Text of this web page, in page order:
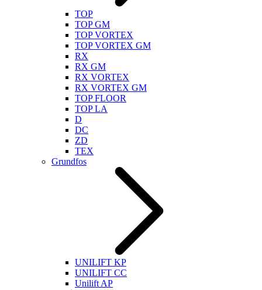
TOP
TOP GM
TOP VORTEX
TOP VORTEX GM
RX
RX GM
RX VORTEX
RX VORTEX GM
TOP FLOOR
TOP LA
D
DC
ZD
TEX
Grundfos
UNILIFT KP
UNILIFT CC
Unilift AP